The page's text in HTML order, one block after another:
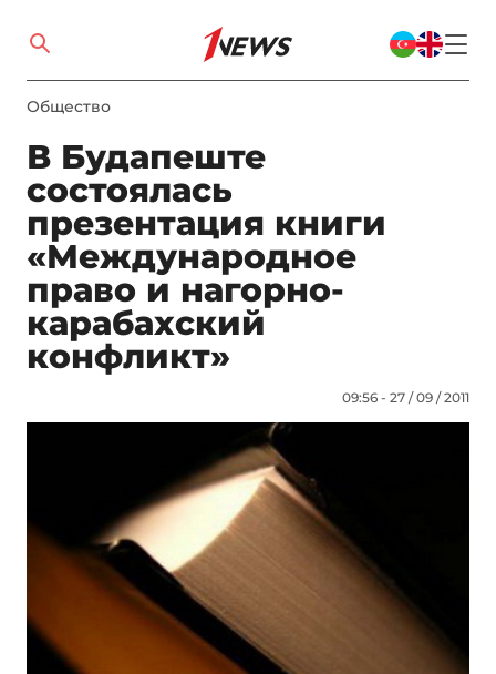
Общество
В Будапеште
состоялась
презентация книги
«Международное
право и нагорно-
карабахский
конфликт»
09:56 - 27 / 09 / 2011